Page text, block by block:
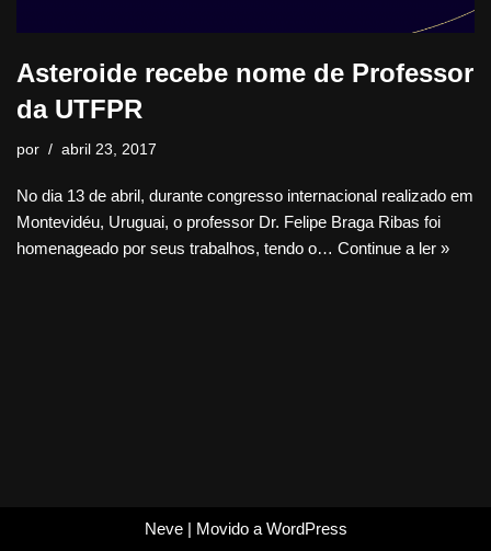
Asteroide recebe nome de Professor
da UTFPR
por abril 23, 2017
No dia 13 de abril, durante congresso internacional realizado em
Montevidéu, Uruguai, o professor Dr. Felipe Braga Ribas foi
homenageado por seus trabalhos, tendo o… Continue a ler »
Neve| Movido a WordPress